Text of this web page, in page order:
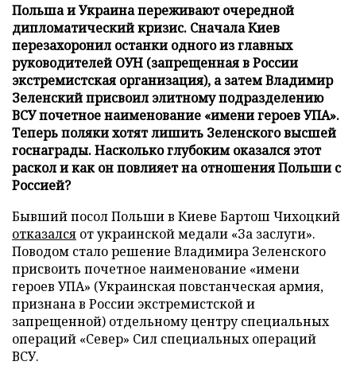
Польша и Украина переживают очередной
дипломатический кризис. Сначала Киев
перезахоронил останки одного из главных
руководителей ОУН (запрещенная в России
экстремистская организация), а затем Владимир
Зеленский присвоил элитному подразделению
ВСУ почетное наименование «имени героев УПА».
Теперь поляки хотят лишить Зеленского высшей
госнаграды. Насколько глубоким оказался этот
раскол и как он повлияет на отношения Польши с
Россией?
Бывший посол Польши в Киеве Бартош Чихоцкий
отказался от украинской медали «За заслуги».
Поводом стало решение Владимира Зеленского
присвоить почетное наименование «имени
героев УПА» (Украинская повстанческая армия,
признана в России экстремистской и
запрещенной) отдельному центру специальных
операций «Север» Сил специальных операций
ВСУ.